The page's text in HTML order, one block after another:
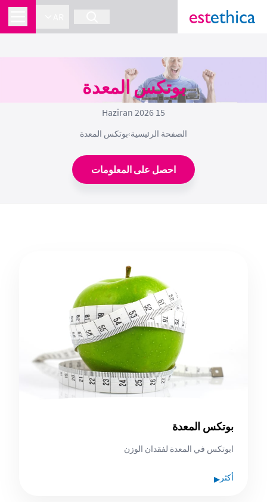
بوتكس المعدة
15 Haziran 2026
الصفحة الرئيسية›بوتكس المعدة
احصل على المعلومات
بوتكس المعدة
ابوتكس في المعدة لفقدان الوزن
أكثر ▸